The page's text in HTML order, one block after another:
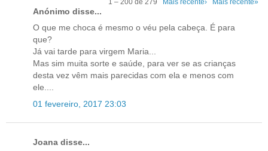
1 – 200 de 279 Mais recente› Mais recente»
Anónimo disse...
O que me choca é mesmo o véu pela cabeça. É para
que?
Já vai tarde para virgem Maria...
Mas sim muita sorte e saúde, para ver se as crianças
desta vez vêm mais parecidas com ela e menos com
ele....
01 fevereiro, 2017 23:03
Joana disse...